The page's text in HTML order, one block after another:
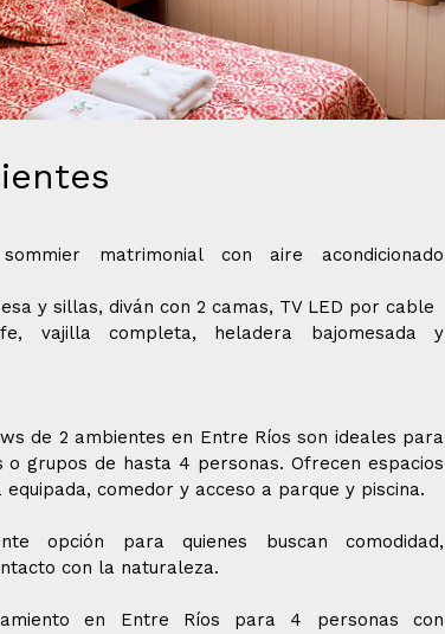
matrimonial con aire acondicionado
y sillas, diván con 2 camas, TV LED por cable
vajilla completa, heladera bajomesada y
de 2 ambientes en Entre Ríos son ideales para
o grupos de hasta 4 personas. Ofrecen espacios
equipada, comedor y acceso a parque y piscina.
opción para quienes buscan comodidad,
con la naturaleza.
en Entre Ríos para 4 personas con